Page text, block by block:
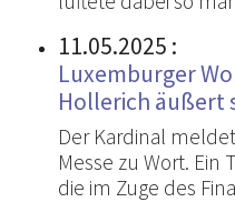
11.05.2025 :
Luxemburger
Hollerich äußert
Der Kardinal
Messe zu Wort. Ein
die im Zuge des